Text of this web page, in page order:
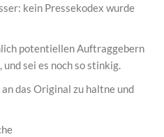
kein Pressekodex wurde
potentiellen Auftraggebern
sei es noch so stinkig.
das Original zu haltne und